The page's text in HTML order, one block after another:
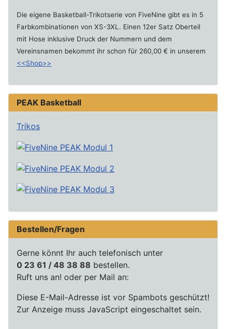
Die eigene Basketball-Trikotserie von FiveNine gibt es in 5
Farbkombinationen von XS-3XL. Einen 12er Satz Oberteil
mit Hose inklusive Druck der Nummern und dem
Vereinsnamen bekommt ihr schon für 260,00 € in unserem
<<Shop>>
PEAK Basketball
Trikos
Bestellen/Fragen
Gerne könnt Ihr auch telefonisch unter
0 23 61 / 48 38 88 bestellen.
Ruft uns an! oder per Mail an:
Diese E-Mail-Adresse ist vor Spambots geschützt!
Zur Anzeige muss JavaScript eingeschaltet sein.